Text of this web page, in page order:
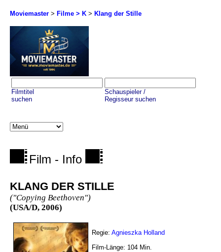
Moviemaster > Filme > K > Klang der Stille
Filmtitel
suchen
Schauspieler /
Regisseur suchen
Film - Info
KLANG DER STILLE
("Copying Beethoven")
(USA/D, 2006)
Regie: Agnieszka Holland
Film-Länge: 104 Min.